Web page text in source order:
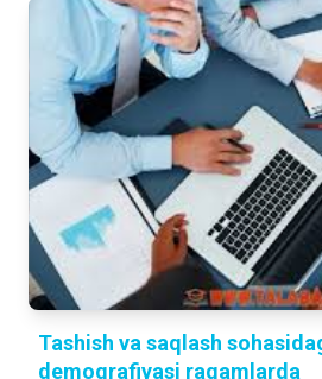
Tashish va saqlash
demografiyasi raqamlarda